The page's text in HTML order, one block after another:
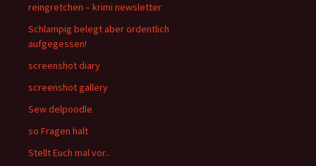
reingretchen – krimi newsletter
Schlampig belegt aber ordentlich
aufgegessen!
screenshot diary
screenshot gallery
Sew delpoodle
so Fragen halt
Stellt Euch mal vor..